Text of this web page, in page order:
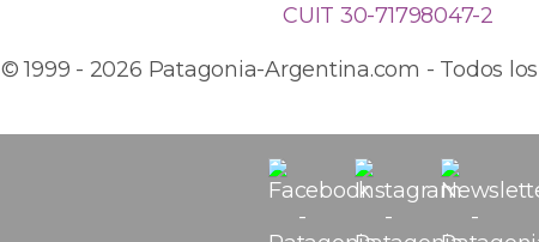
CUIT 30-71798047-2
© 1999 - 2026 Patagonia-Argentina.com - Todos